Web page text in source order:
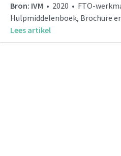
Bron: IVM • 2020 • FTO-
Hulpmiddelenboek, Brochure
Lees artikel